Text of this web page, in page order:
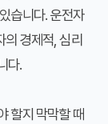
습니다. 운전자
경제적, 심리
다.
할지 막막할 때